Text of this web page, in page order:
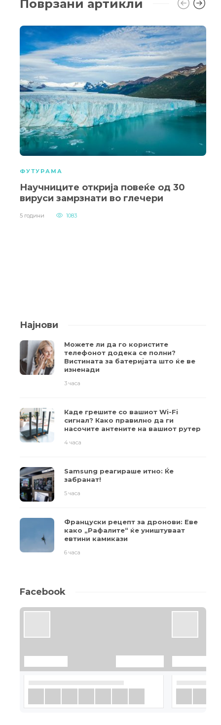
Поврзани артикли
ФУТУРАМА
Научниците открија повеќе од 30
вируси замрзнати во глечери
5 години 1083
Најнови
Можете ли да го користите
телефонот додека се полни?
Вистината за батеријата што ќе ве
изненади
3 часа
Каде грешите со вашиот Wi-Fi
сигнал? Како правилно да ги
насочите антените на вашиот рутер
4 часа
Samsung реагираше итно: Ќе
забранат!
5 часа
Француски рецепт за дронови: Еве
како „Рафалите“ ќе уништуваат
евтини камикази
6 часа
Facebook